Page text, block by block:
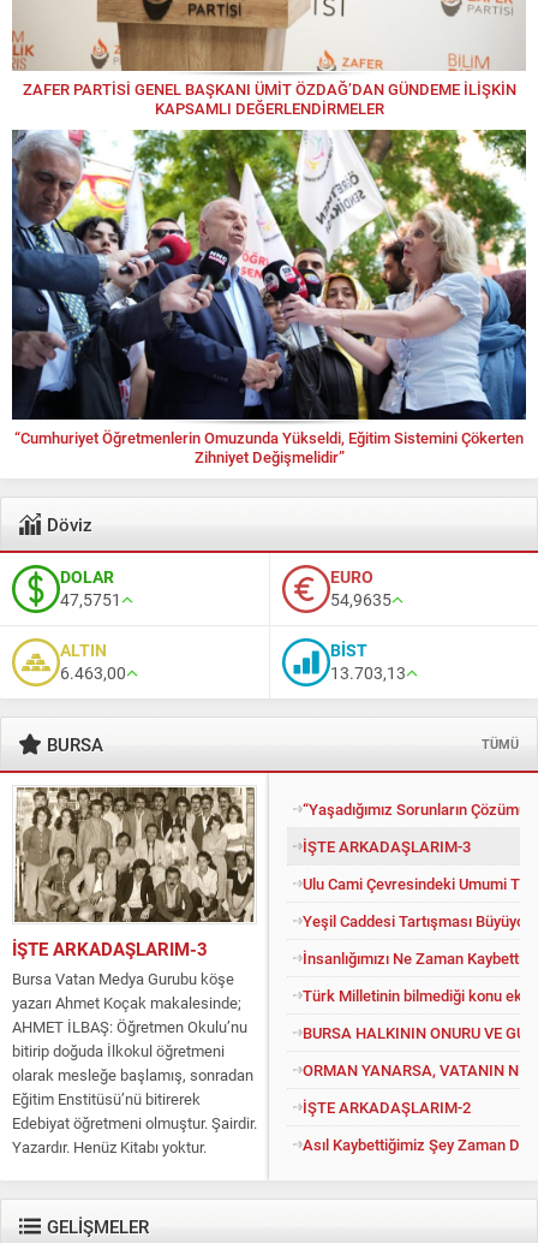
ZAFER PARTİSİ GENEL BAŞKANI ÜMİT ÖZDAĞ’DAN GÜNDEME İLİŞKİN
KAPSAMLI DEĞERLENDİRMELER
“Cumhuriyet Öğretmenlerin Omuzunda Yükseldi, Eğitim Sistemini Çökerten
Zihniyet Değişmelidir”
Döviz
DOLAR
47,5751
EURO
54,9635
ALTIN
6.463,00
BİST
13.703,13
BURSA TÜMÜ
İŞTE ARKADAŞLARIM-3
Bursa Vatan Medya Gurubu köşe
yazarı Ahmet Koçak makalesinde;
AHMET İLBAŞ: Öğretmen Okulu’nu
bitirip doğuda İlkokul öğretmeni
olarak mesleğe başlamış, sonradan
Eğitim Enstitüsü’nü bitirerek
Edebiyat öğretmeni olmuştur. Şairdir.
Yazardır. Henüz Kitabı yoktur.
diyenlere güler geçer. Yüce...
“Yaşadığımız Sorunların
İŞTE ARKADAŞLARIM-3
Ulu Cami Çevresindeki Umumi
Yeşil Caddesi Tartışması Büyüyor
İnsanlığımızı Ne Zaman Kaybettik?
Türk Milletinin bilmediği konu
BURSA HALKININ ONURU VE
ORMAN YANARSA, VATANIN
İŞTE ARKADAŞLARIM-2
Asıl Kaybettiğimiz Şey Zaman
GELİŞMELER